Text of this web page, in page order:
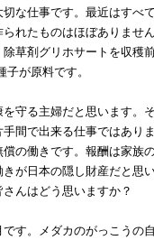
な仕事です。最近はすべ
れたものはほぼありませ
草剤グリホサートを収穫
が原料です。
守る主婦だと思います。
間で出来る仕事ではあり
の働きです。報酬は家族
が日本の隠し財産だと思
んはどう思いますか？
す。メダカのがっこうの